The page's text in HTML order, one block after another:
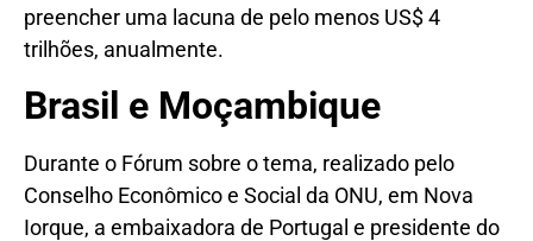
preencher uma lacuna de pelo menos US$ 4
trilhões, anualmente.
Brasil e Moçambique
Durante o Fórum sobre o tema, realizado pelo
Conselho Econômico e Social da ONU, em Nova
Iorque, a embaixadora de Portugal e presidente do